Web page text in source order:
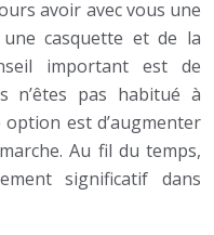
avoir avec vous une
casquette et de la
important est de
n’êtes pas habitué à
option est d’augmenter
Au fil du temps,
significatif dans